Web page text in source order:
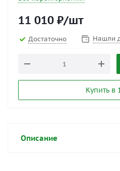
11 010 ₽/шт
Достаточно Нашли
Купить в
Описание